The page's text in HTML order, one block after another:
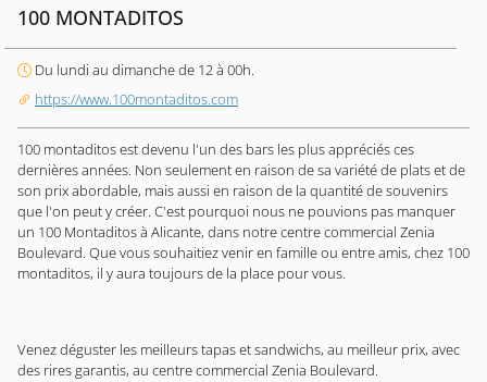
100 MONTADITOS
Du lundi au dimanche de 12 à 00h.
https://www.100montaditos.com
100 montaditos est devenu l'un des bars les plus appréciés ces
dernières années. Non seulement en raison de sa variété de plats et de
son prix abordable, mais aussi en raison de la quantité de souvenirs
que l'on peut y créer. C'est pourquoi nous ne pouvions pas manquer
un 100 Montaditos à Alicante, dans notre centre commercial Zenia
Boulevard. Que vous souhaitiez venir en famille ou entre amis, chez 100
montaditos, il y aura toujours de la place pour vous.
Venez déguster les meilleurs tapas et sandwichs, au meilleur prix, avec
des rires garantis, au centre commercial Zenia Boulevard.